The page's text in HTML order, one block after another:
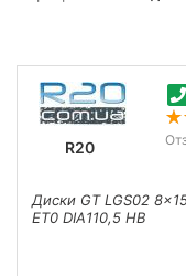
R20
Диски GT LGS02
ET0 DIA110,5 HB